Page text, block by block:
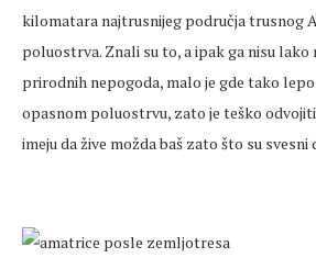
kilomatara najtrusnijeg područja trusnog
poluostrva. Znali su to, a ipak ga nisu lako
prirodnih nepogoda, malo je gde tako
opasnom poluostrvu, zato je teško odvojiti
imeju da žive možda baš zato što su svesni